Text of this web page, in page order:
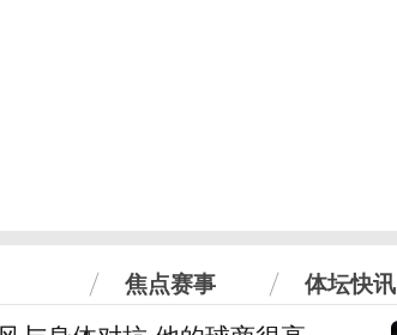
焦点赛事 体坛快讯